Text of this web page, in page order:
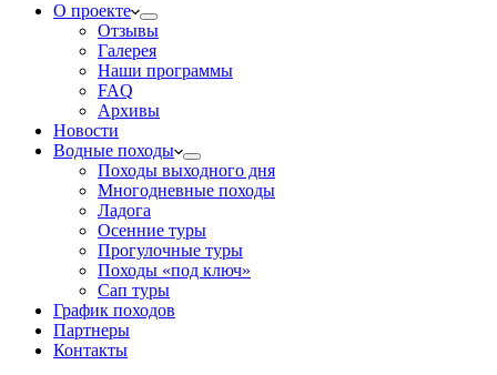
О проекте
Отзывы
Галерея
Наши программы
FAQ
Архивы
Новости
Водные походы
Походы выходного дня
Многодневные походы
Ладога
Осенние туры
Прогулочные туры
Походы «под ключ»
Сап туры
График походов
Партнеры
Контакты